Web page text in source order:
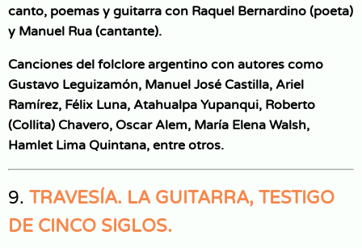
canto, poemas y guitarra con Raquel Bernardino (poeta)
y Manuel Rua (cantante).
Canciones del folclore argentino con autores como
Gustavo Leguizamón, Manuel José Castilla, Ariel
Ramírez, Félix Luna, Atahualpa Yupanqui, Roberto
(Collita) Chavero, Oscar Alem, María Elena Walsh,
Hamlet Lima Quintana, entre otros.
9. TRAVESÍA. LA GUITARRA, TESTIGO
DE CINCO SIGLOS.